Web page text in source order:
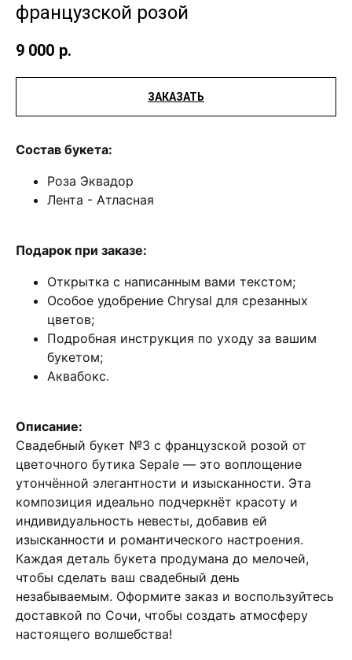
французской розой
9 000 р.
ЗАКАЗАТЬ
Состав букета:
Роза Эквадор
Лента - Атласная
Подарок при заказе:
Открытка с написанным вами текстом;
Особое удобрение Chrysal для срезанных
цветов;
Подробная инструкция по уходу за вашим
букетом;
Аквабокс.
Описание:
Свадебный букет №3 с французской розой от
цветочного бутика Sepale — это воплощение
утончённой элегантности и изысканности. Эта
композиция идеально подчеркнёт красоту и
индивидуальность невесты, добавив ей
изысканности и романтического настроения.
Каждая деталь букета продумана до мелочей,
чтобы сделать ваш свадебный день
незабываемым. Оформите заказ и воспользуйтесь
доставкой по Сочи, чтобы создать атмосферу
настоящего волшебства!